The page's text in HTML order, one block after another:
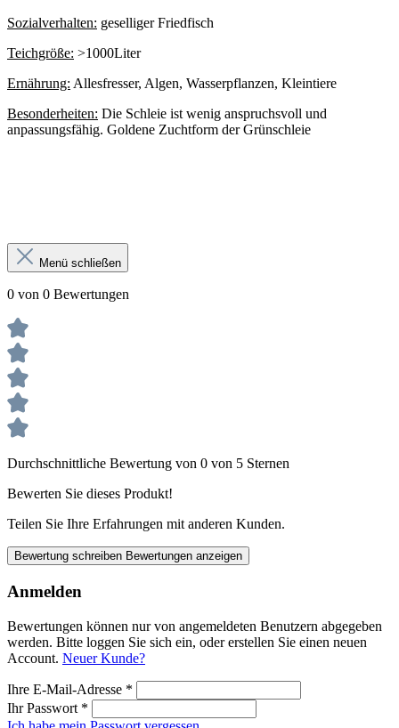
Sozialverhalten: geselliger Friedfisch
Teichgröße: >1000Liter
Ernährung: Allesfresser, Algen, Wasserpflanzen, Kleintiere
Besonderheiten: Die Schleie ist wenig anspruchsvoll und
anpassungsfähig. Goldene Zuchtform der Grünschleie
Menü schließen
0 von 0 Bewertungen
Durchschnittliche Bewertung von 0 von 5 Sternen
Bewerten Sie dieses Produkt!
Teilen Sie Ihre Erfahrungen mit anderen Kunden.
Bewertung schreiben Bewertungen anzeigen
Anmelden
Bewertungen können nur von angemeldeten Benutzern abgegeben
werden. Bitte loggen Sie sich ein, oder erstellen Sie einen neuen
Account. Neuer Kunde?
Ihre E-Mail-Adresse *
Ihr Passwort *